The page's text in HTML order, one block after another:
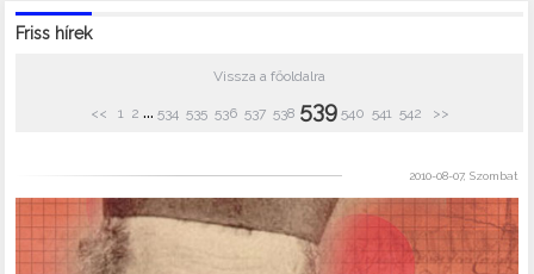
Friss hírek
Vissza a főoldalra
<< 1 2 ... 534 535 536 537 538 539 540 541 542 >>
2010-08-07, Szombat